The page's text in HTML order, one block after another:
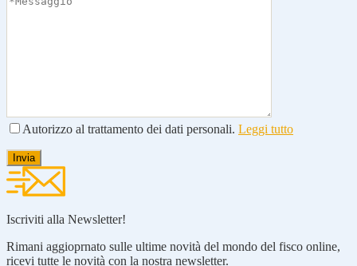
Autorizzo al trattamento dei dati personali. Leggi tutto
Iscriviti alla Newsletter!
Rimani aggioprnato sulle ultime novità del mondo del fisco online,
ricevi tutte le novità con la nostra newsletter.